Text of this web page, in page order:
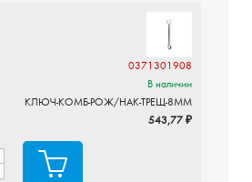
0371301908
В наличии
КЛЮЧ-КОМБ-РОЖ/НАК-ТРЕЩ-8ММ
543,77 ₽